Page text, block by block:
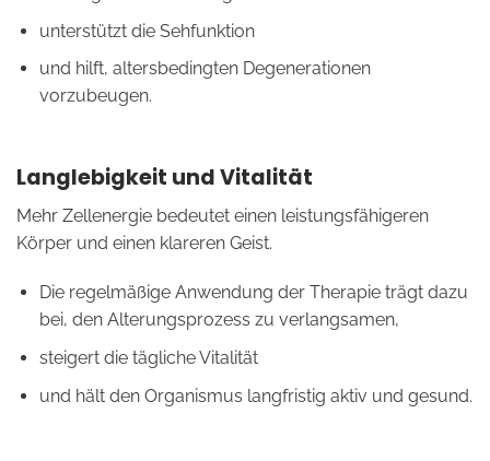
unterstützt die Sehfunktion
und hilft, altersbedingten Degenerationen
vorzubeugen.
Langlebigkeit und Vitalität
Mehr Zellenergie bedeutet einen leistungsfähigeren
Körper und einen klareren Geist.
Die regelmäßige Anwendung der Therapie trägt dazu
bei, den Alterungsprozess zu verlangsamen,
steigert die tägliche Vitalität
und hält den Organismus langfristig aktiv und gesund.